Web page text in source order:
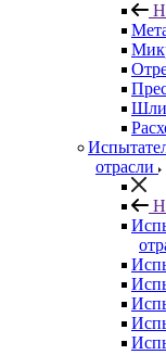
отрасли